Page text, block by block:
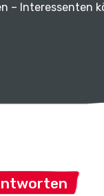
– Interessenten